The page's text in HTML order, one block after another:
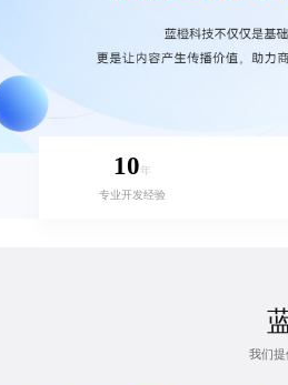
10年
专业开发经验
我们提